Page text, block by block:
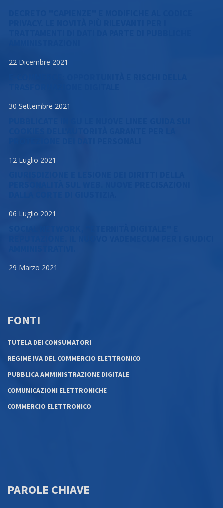
22 Dicembre 2021
30 Settembre 2021
12 Luglio 2021
06 Luglio 2021
29 Marzo 2021
FONTI
TUTELA DEI CONSUMATORI
REGIME IVA DEL COMMERCIO ELETTRONICO
PUBBLICA AMMINISTRAZIONE DIGITALE
COMUNICAZIONI ELETTRONICHE
COMMERCIO ELETTRONICO
PAROLE CHIAVE